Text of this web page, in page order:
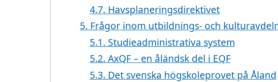
4.7. Havsplaneringsdirektivet
5. Frågor inom utbildnings- och
5.1. Studieadministrativa system
5.2. AxQF – en åländsk del i EQF
5.3. Det svenska högskoleprovet på Åland